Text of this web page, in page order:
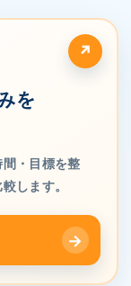
を
・目標を整
します。
→